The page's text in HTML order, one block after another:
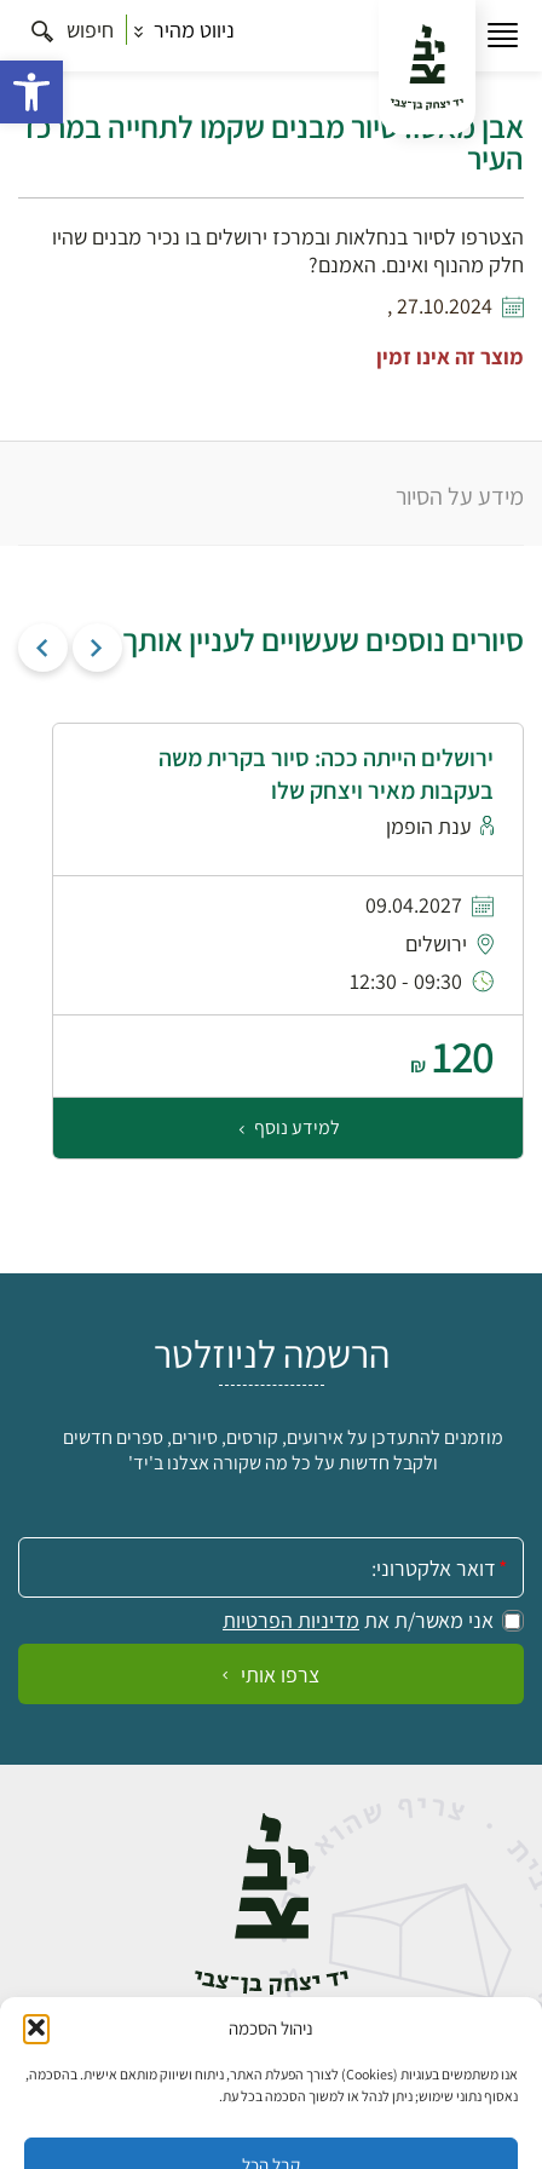
ניהול הסכמה
אנו משתמשים בעוגיות (Cookies) לצורך הפעלת האתר, ניתוח ושיווק מותאם אישית. בהסכמה,
נאסוף נתוני שימוש; ניתן לנהל או למשוך הסכמה בכל עת.
קבל הכל
ניווט מהיר חיפוש סיורים בירושלים
אבן מאסו: סיור
אבן מאסו: סיור מבנים שקמו לתחייה במרכז
העיר
הצטרפו לסיור בנחלאות ובמרכז ירושלים בו נכיר מבנים שהיו
חלק מהנוף ואינם. האמנם?
27.10.2024 ,
מוצר זה אינו זמין
מידע על הסיור
סיורים נוספים שעשויים לעניין אותך
ירושלים הייתה ככה: סיור בקרית משה
בעקבות מאיר ויצחק שלו
ענת הופמן
09.04.2027
ירושלים
09:30 - 12:30
120
₪
למידע נוסף
הרשמה לניוזלטר
מוזמנים להתעדכן על אירועים, קורסים, סיורים, ספרים חדשים
ולקבל חדשות על כל מה שקורה אצלנו ב'יד'
אימייל:
אני מאשר/ת את מדיניות הפרטיות
צרפו אותי
אבן גבירול 14, רחביה, ירושלים